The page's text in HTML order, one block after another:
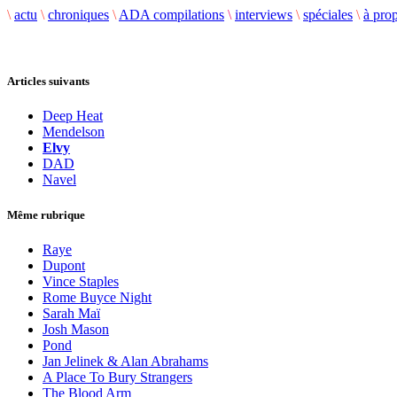
\ actu \ chroniques \ ADA compilations \ interviews \ spéciales \ à
Articles suivants
Deep Heat
Mendelson
Elvy
DAD
Navel
Même rubrique
Raye
Dupont
Vince Staples
Rome Buyce Night
Sarah Maï
Josh Mason
Pond
Jan Jelinek & Alan Abrahams
A Place To Bury Strangers
The Blood Arm